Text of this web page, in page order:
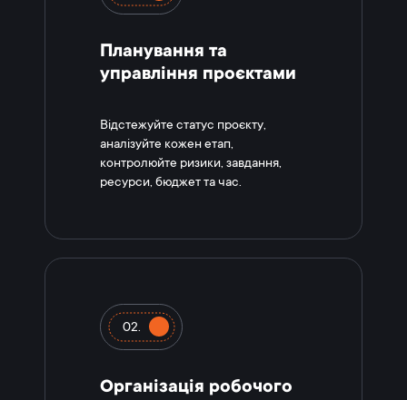
Планування та
управління проєктами
Відстежуйте статус проєкту,
аналізуйте кожен етап,
контролюйте ризики, завдання,
ресурси, бюджет та час.
02.
Організація робочого